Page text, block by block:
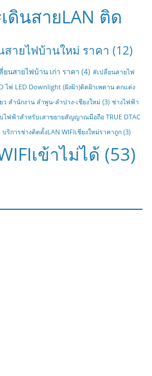
ดินสายLAN ติด
สายไฟบ้านใหม่ ราคา (12)
ยนสายไฟบ้าน เก่า ราคา (4) #เปลี่ยนสายไฟ
ไฟ LED Downlight (ฝังฝ้า)ติดฝ้าเพดาน ตกแต่ง
สำนักงาน ลำพูน-ลำปาง-เชียงใหม่ (3) ช่างไฟฟ้า
ไฟฟ้าสำหรับเสาขยายสัญญาณมือถือ TRUE DTAC
บริการช่างติดตั้งLAN WIFIเชียงใหม่ราคาถูก (3)
เข้าไม่ได้ (53)